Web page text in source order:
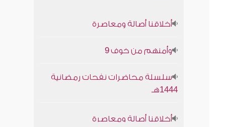
1444هـ